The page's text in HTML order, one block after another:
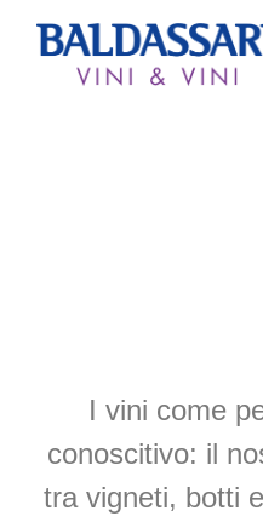
I vini come
conoscitivo: il
tra vigneti, botti